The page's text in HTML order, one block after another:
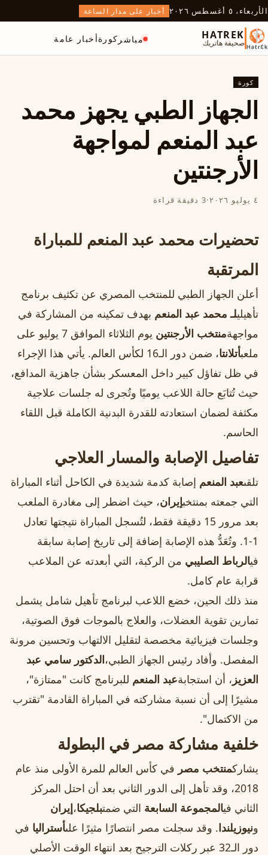
الأربعاء، ٥ أغسطس ٢٠٢٦ أخبار على مدار الساعة
HATREK
صحيفة هاتريك مباشر كورةأخبار عامة
كورة
الجهاز الطبي يجهز محمد
عبد المنعم لمواجهة
الأرجنتين
٤ يوليو ٢٠٢٦ ·3 دقيقة قراءة
تحضيرات محمد عبد المنعم للمباراة
المرتقبة
أعلن الجهاز الطبي للمنتخب المصري عن تكثيف برنامج
تأهيليلـ محمد عبد المنعم بهدف تمكينه من المشاركة في
مواجهةمنتخب الأرجنتين
يوم الثلاثاء الموافق 7 يوليو على
ملعبأتلانتا
، ضمن دور الـ16 لكأس العالم. يأتي هذا الإجراء
في ظل تفاؤل كبير داخل المعسكر بشأن جاهزية المدافع،
حيث تُتابَع حالة اللاعب يوميًا وتُجرى له جلسات علاجية
مكثفة لضمان استعادته للقدرة البدنية الكاملة قبل اللقاء
الحاسم.
تفاصيل الإصابة والمسار العلاجي
تلقىعبد المنعم إصابة كدمة شديدة في الكاحل أثناء المباراة
التي جمعته بمنتخبإيران، حيث اضطر إلى مغادرة الملعب
بعد مرور 15 دقيقة فقط، لتُسجل المباراة نتيجتها تعادل
1‑1. وتُعَدُّ هذه الإصابة إضافة إلى تاريخ إصابة سابقة
فيالرباط الصليبي من الركبة، التي أبعدته عن الملاعب
قرابة عام كامل.
منذ ذلك الحين، خضع اللاعب لبرنامج تأهيل شامل يشمل
تمارين تقوية العضلات، والعلاج بالموجات فوق الصوتية،
وجلسات فيزيائية مخصصة لتقليل الالتهاب وتحسين مرونة
المفصل. وأفاد رئيس الجهاز الطبي،الدكتور سامي عبد
العزيز ، أن استجابةعبد المنعم للبرنامج كانت "ممتازة"،
مشيرًا إلى أن نسبة مشاركته في المباراة القادمة "تقترب
من الاكتمال".
خلفية مشاركة مصر في البطولة
يشاركمنتخب مصر في كأس العالم للمرة الأولى منذ عام
2018، وقد تأهل إلى الدور الثاني بعد أن احتل المركز
الثاني فيالمجموعة السابعة التي ضمتبلجيكا،إيران
ونيوزيلندا. وقد سجلت مصر انتصارًا مثيرًا علىأستراليا في
دور الـ32 عبر ركلات الترجيح بعد انتهاء الوقت الأصلي